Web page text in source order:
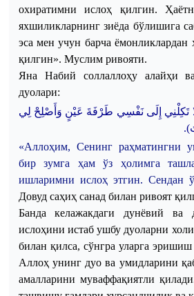
охиратимни
ислоҳ қилгин.
яхшиликларнинг зиёда бўлишига
эса мен учун барча ёмонликлардан
қилгин». Муслим ривояти.
Яна Набий соллаллоҳу алайҳи
дуолари:
تَكِلْنِي إِلَى نَفْسِي طَرْفَةَ عَيْنٍ وَأَصْلِحْ لِي
.
«Аллоҳим, Сенинг раҳматингни
бир
зумга ҳам ўз ҳолимга
ишларимни ислоҳ этгин. Сендан
Довуд саҳиҳ санад билан ривоят
Банда
келажакдаги дунёвий ва
ислоҳини истаб ушбу дуоларни
билан қилса, сўнгра уларга эришиш
Аллоҳ унинг дуо ва умидларини
амалларини муваффақиятли қилади